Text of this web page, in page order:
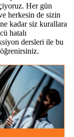
Her gün
herkesin de sizin
kadar siz kurallara
hatalı
dersleri ile bu